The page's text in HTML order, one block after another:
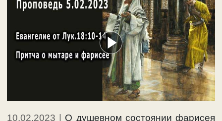
10.02.2023
О душевном состоянии фарисея